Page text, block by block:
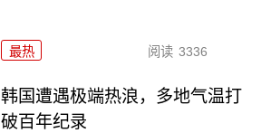
最热 阅读 3336
韩国遭遇极端热浪，多地气温打
破百年纪录